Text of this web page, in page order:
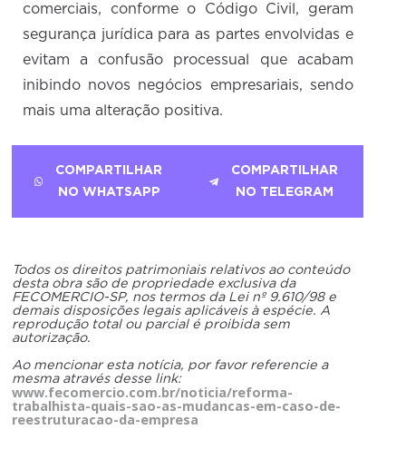
comerciais, conforme o Código Civil, geram
segurança jurídica para as partes envolvidas e
evitam a confusão processual que acabam
inibindo novos negócios empresariais, sendo
mais uma alteração positiva.
COMPARTILHAR
NO WHATSAPP
COMPARTILHAR
NO TELEGRAM
Todos os direitos patrimoniais relativos ao conteúdo
desta obra são de propriedade exclusiva da
FECOMERCIO-SP, nos termos da Lei nº 9.610/98 e
demais disposições legais aplicáveis à espécie. A
reprodução total ou parcial é proibida sem
autorização.
Ao mencionar esta notícia, por favor referencie a
mesma através desse link:
www.fecomercio.com.br/noticia/reforma-
trabalhista-quais-sao-as-mudancas-em-caso-de-
reestruturacao-da-empresa